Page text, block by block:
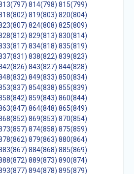
814(798) 815(799)
819(803) 820(804)
824(808) 825(809)
829(813) 830(814)
834(818) 835(819)
838(822) 839(823)
843(827) 844(828)
849(833) 850(834)
854(838) 855(839)
859(843) 860(844)
864(848) 865(849)
869(853) 870(854)
874(858) 875(859)
879(863) 880(864)
884(868) 885(869)
889(873) 890(874)
894(878) 895(879)